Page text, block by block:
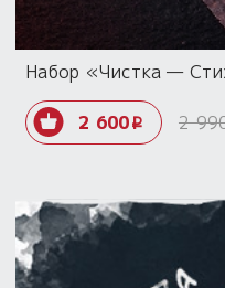
Набор «Чистка —
2 600i 2